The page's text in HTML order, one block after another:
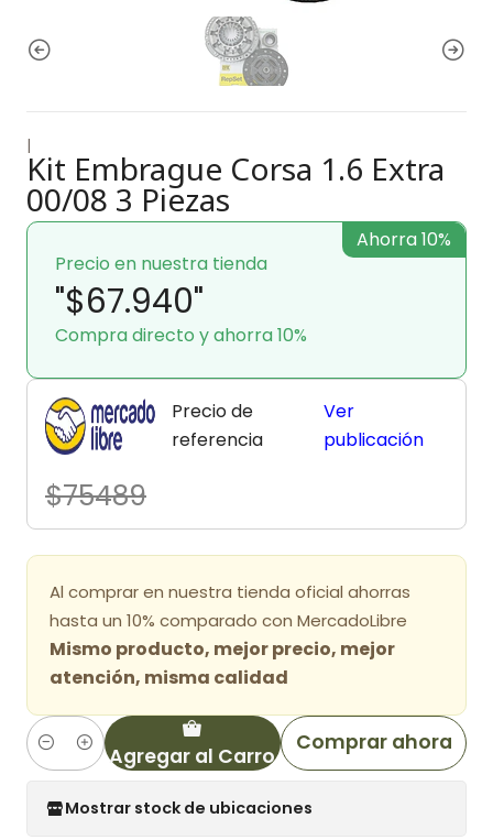
|
Kit Embrague Corsa 1.6 Extra
00/08 3 Piezas
Precio en nuestra tienda
"$67.940"
Compra directo y ahorra 10%
Ahorra 10%
Precio de
referencia
$75489
Ver
publicación
Al comprar en nuestra tienda oficial ahorras
hasta un 10% comparado con MercadoLibre
Mismo producto, mejor precio, mejor
atención, misma calidad
Cantidad Agregar al Carro
Comprar ahora
Mostrar stock de ubicaciones